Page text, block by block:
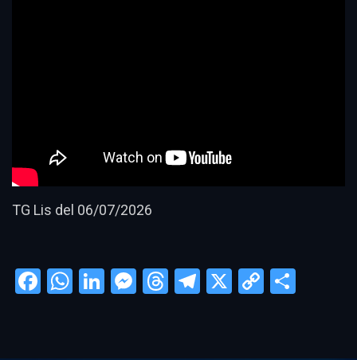
TG Lis del 06/07/2026
Facebook
WhatsApp
LinkedIn
Messenger
Threads
Telegram
X
Copy